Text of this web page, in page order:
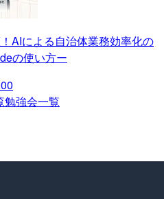
AIによる自治体業務効率化の
の使い方ー
勉強会一覧